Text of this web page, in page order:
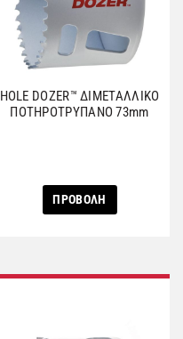
HOLE DOZER™ ΔΙΜΕΤΑΛΛΙΚΟ
ΠΟΤΗΡΟΤΡΥΠΑΝΟ 73mm
ΠΡΟΒΟΛΗ